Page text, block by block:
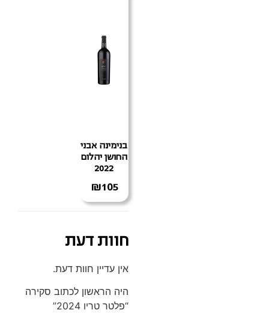
בנימינה אבני
החושן יהלום
2022
₪105
חוות דעת
אין עדיין חוות דעת.
היה הראשון לכתוב סקירה
“פלטר טריו 2024”